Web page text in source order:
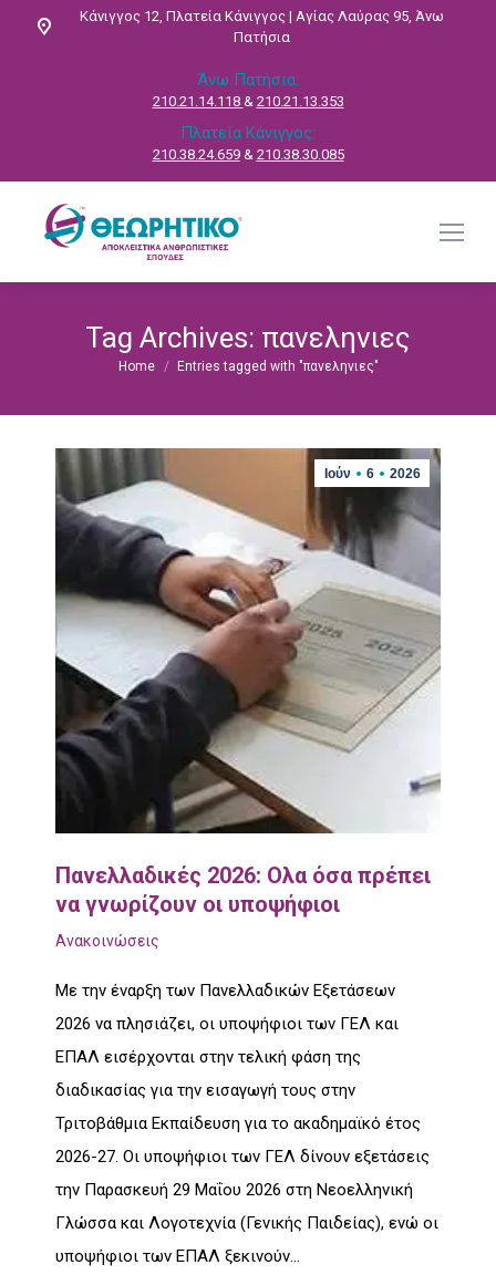
Κάνιγγος 12, Πλατεία Κάνιγγος | Αγίας Λαύρας 95, Άνω
Πατήσια
Άνω Πατήσια:
210.21.14.118 & 210.21.13.353
Πλατεία Κάνιγγος:
210.38.24.659& 210.38.30.085
Tag Archives: πανεληνιες
You are here:
Home Entries tagged with "πανεληνιες"
Ιούν 6 2026
Πανελλαδικές 2026: Ολα όσα πρέπει
να γνωρίζουν οι υποψήφιοι
Ανακοινώσεις
Με την έναρξη των Πανελλαδικών Εξετάσεων
2026 να πλησιάζει, οι υποψήφιοι των ΓΕΛ και
ΕΠΑΛ εισέρχονται στην τελική φάση της
διαδικασίας για την εισαγωγή τους στην
Τριτοβάθμια Εκπαίδευση για το ακαδημαϊκό έτος
2026-27. Οι υποψήφιοι των ΓΕΛ δίνουν εξετάσεις
την Παρασκευή 29 Μαΐου 2026 στη Νεοελληνική
Γλώσσα και Λογοτεχνία (Γενικής Παιδείας), ενώ οι
υποψήφιοι των ΕΠΑΛ ξεκινούν…